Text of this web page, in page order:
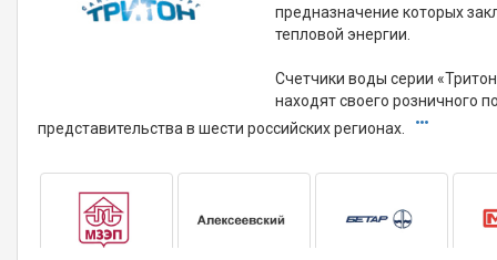
предназначение которых
тепловой энергии.
Счетчики воды серии
находят своего розничного
представительства в шести российских регионах.